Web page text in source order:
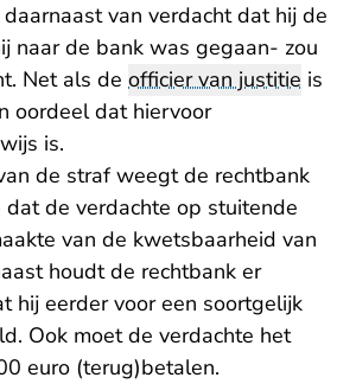
van verdacht dat hij de
naar de bank was gegaan- zou
Net als de officier van justitie is
oordeel dat hiervoor
is.
de straf weegt de rechtbank
dat de verdachte op stuitende
van de kwetsbaarheid van
houdt de rechtbank er
hij eerder voor een soortgelijk
Ook moet de verdachte het
euro (terug)betalen.